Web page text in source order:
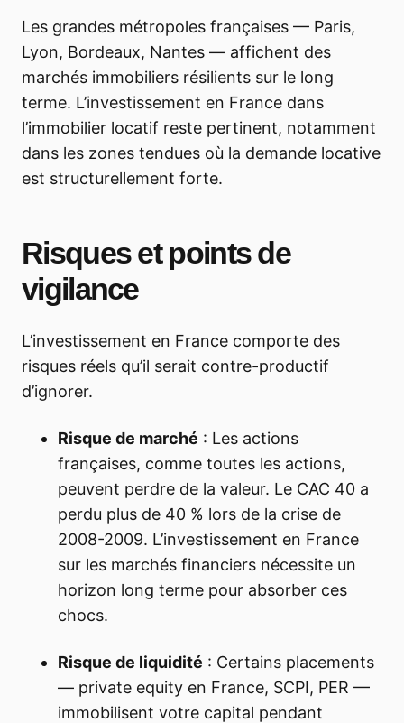
Les grandes métropoles françaises — Paris,
Lyon, Bordeaux, Nantes — affichent des
marchés immobiliers résilients sur le long
terme. L’investissement en France dans
l’immobilier locatif reste pertinent, notamment
dans les zones tendues où la demande locative
est structurellement forte.
Risques et points de
vigilance
L’investissement en France comporte des
risques réels qu’il serait contre-productif
d’ignorer.
Risque de marché : Les actions
françaises, comme toutes les actions,
peuvent perdre de la valeur. Le CAC 40 a
perdu plus de 40 % lors de la crise de
2008-2009. L’investissement en France
sur les marchés financiers nécessite un
horizon long terme pour absorber ces
chocs.
Risque de liquidité : Certains placements
— private equity en France, SCPI, PER —
immobilisent votre capital pendant